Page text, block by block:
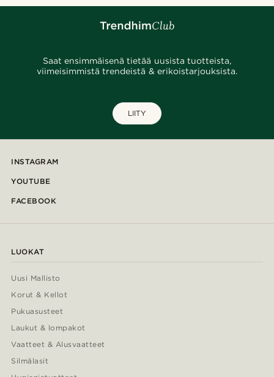
Saat ensimmäisenä tietää uusista tuotteista,
viimeisimmistä trendeistä & erikoistarjouksista.
LIITY
INSTAGRAM
YOUTUBE
FACEBOOK
LUOKAT
Uusi Mallisto
Korut & Kellot
Pukuasusteet
Laukut & lompakot
Vaatteet & Alusvaatteet
Silmälasit